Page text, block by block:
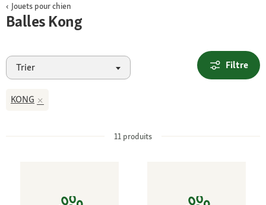
Jouets pour chien
Balles Kong
Trier Filtre
KONG
11 produits